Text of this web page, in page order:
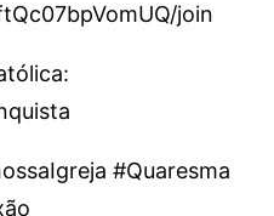
join
#Quaresma